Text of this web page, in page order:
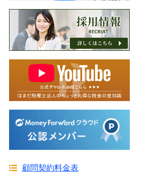
顧問契約料金表